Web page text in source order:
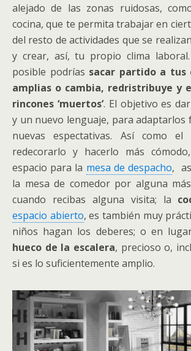
alejado de las zonas ruidosas,
cocina, que te permita trabajar en
del resto de actividades que se
y crear, así, tu propio clima
posible podrías sacar partido a tus
amplias o cambia, redristribuye y
rincones ‘muertos’. El objetivo es
y un nuevo lenguaje, para adaptarlos
nuevas espectativas. Así como el
redecorarlo y hacerlo más
espacio para la mesa de despacho,
la mesa de comedor por alguna
cuando recibas alguna visita; la
espacio abierto, es también muy
niños hagan los deberes; o en
hueco de la escalera, precioso o,
si es lo suficientemente amplio.